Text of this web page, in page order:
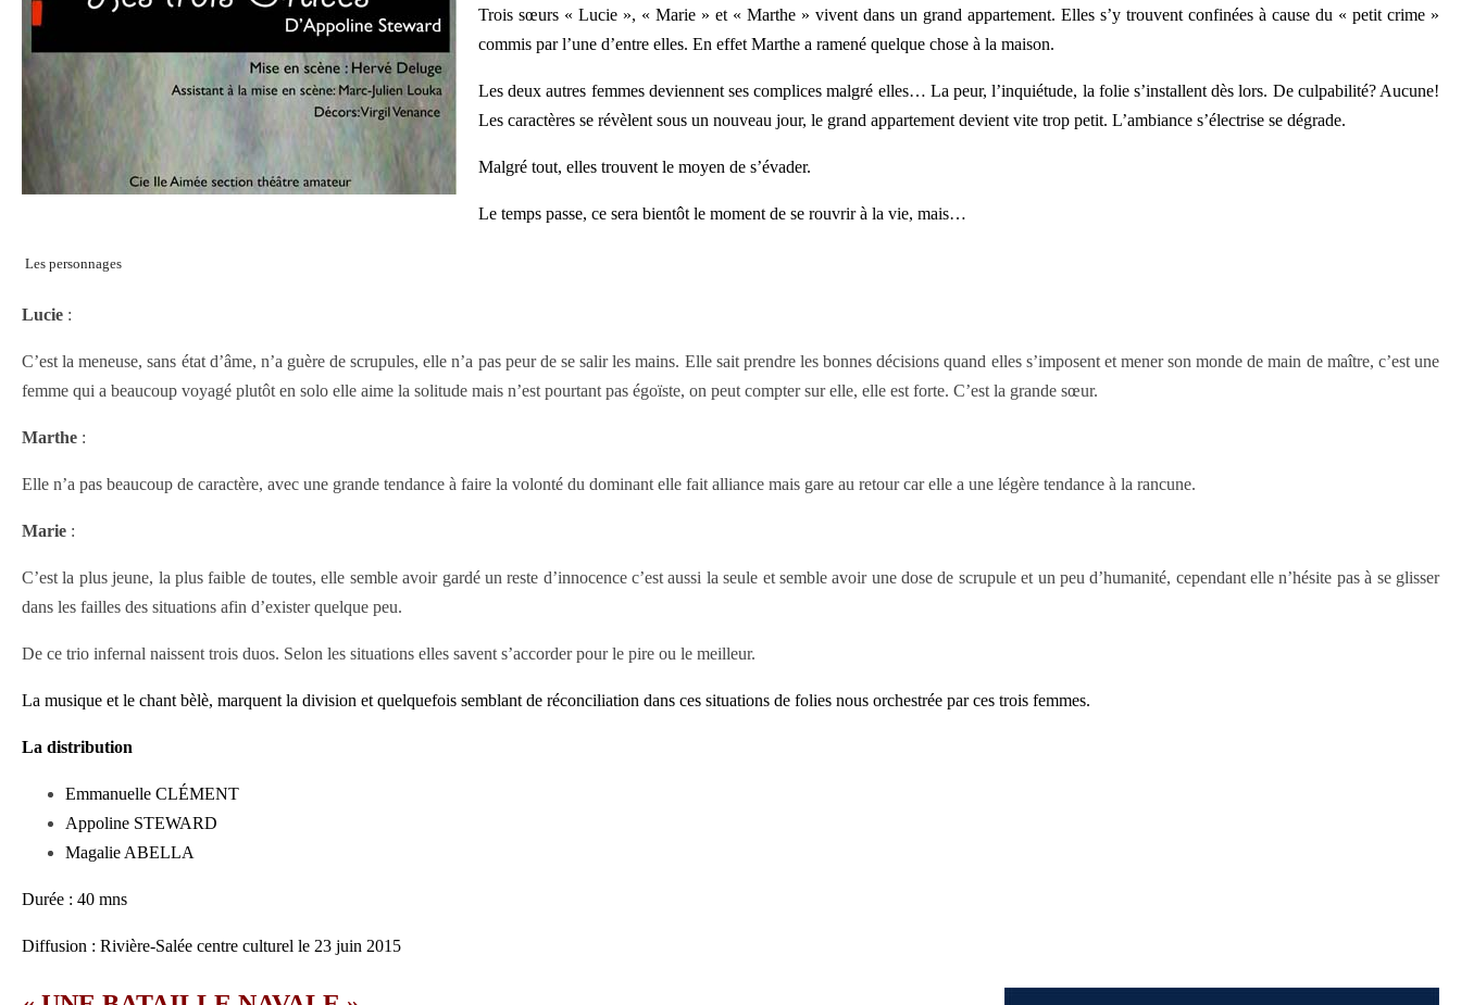
Trois sœurs « Lucie », « Marie » et « Marthe » vivent dans un grand appartement. Elles s’y trouvent confinées à cause du « petit crime »
commis par l’une d’entre elles. En effet Marthe a ramené quelque chose à la maison.
Les deux autres femmes deviennent ses complices malgré elles… La peur, l’inquiétude, la folie s’installent dès lors. De culpabilité? Aucune!
Les caractères se révèlent sous un nouveau jour, le grand appartement devient vite trop petit. L’ambiance s’électrise se dégrade.
Malgré tout, elles trouvent le moyen de s’évader.
Le temps passe, ce sera bientôt le moment de se rouvrir à la vie, mais…
Les personnages
Lucie :
C’est la meneuse, sans état d’âme, n’a guère de scrupules, elle n’a pas peur de se salir les mains. Elle sait prendre les bonnes décisions quand elles s’imposent et mener son monde de main de maître, c’est une
femme qui a beaucoup voyagé plutôt en solo elle aime la solitude mais n’est pourtant pas égoïste, on peut compter sur elle, elle est forte. C’est la grande sœur.
Marthe :
Elle n’a pas beaucoup de caractère, avec une grande tendance à faire la volonté du dominant elle fait alliance mais gare au retour car elle a une légère tendance à la rancune.
Marie :
C’est la plus jeune, la plus faible de toutes, elle semble avoir gardé un reste d’innocence c’est aussi la seule et semble avoir une dose de scrupule et un peu d’humanité, cependant elle n’hésite pas à se glisser
dans les failles des situations afin d’exister quelque peu.
De ce trio infernal naissent trois duos. Selon les situations elles savent s’accorder pour le pire ou le meilleur.
La musique et le chant bèlè, marquent la division et quelquefois semblant de réconciliation dans ces situations de folies nous orchestrée par ces trois femmes.
La distribution
Emmanuelle CLÉMENT
Appoline STEWARD
Magalie ABELLA
Durée : 40 mns
Diffusion : Rivière-Salée centre culturel le 23 juin 2015